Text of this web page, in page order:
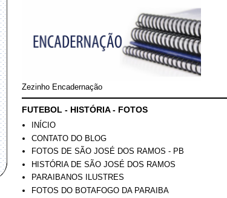
Zezinho Encadernação
FUTEBOL - HISTÓRIA - FOTOS
INÍCIO
CONTATO DO BLOG
FOTOS DE SÃO JOSÉ DOS RAMOS - PB
HISTÓRIA DE SÃO JOSÉ DOS RAMOS
PARAIBANOS ILUSTRES
FOTOS DO BOTAFOGO DA PARAIBA